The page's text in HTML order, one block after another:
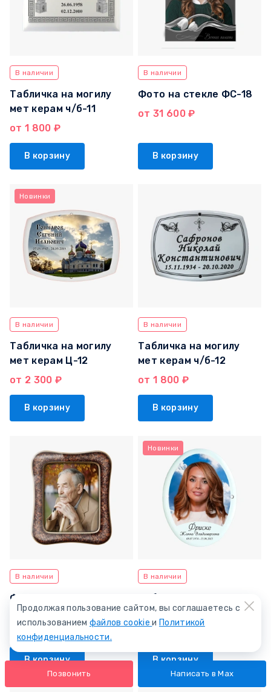
В наличии
Табличка на могилу
мет керам ч/б-11
от 1 800 ₽
В корзину
В наличии
Фото на стекле ФС-18
от 31 600 ₽
В корзину
Новинки
В наличии
Табличка на могилу
мет керам Ц-12
от 2 300 ₽
В корзину
В наличии
Табличка на могилу
мет керам ч/б-12
от 1 800 ₽
В корзину
В наличии
Фото на стекле ФС-19
В корзину
Новинки
В наличии
Табличка на могилу
мет керам Ц-13
В корзину
Продолжая пользование сайтом, вы соглашаетесь с
использованием файлов cookieи Политикой
конфиденциальности.
Позвонить Написать в Max